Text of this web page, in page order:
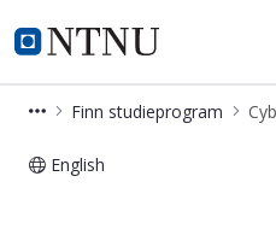
NTNU Hjemmeside
Cybersikkerhet
Finn studieprogram
English